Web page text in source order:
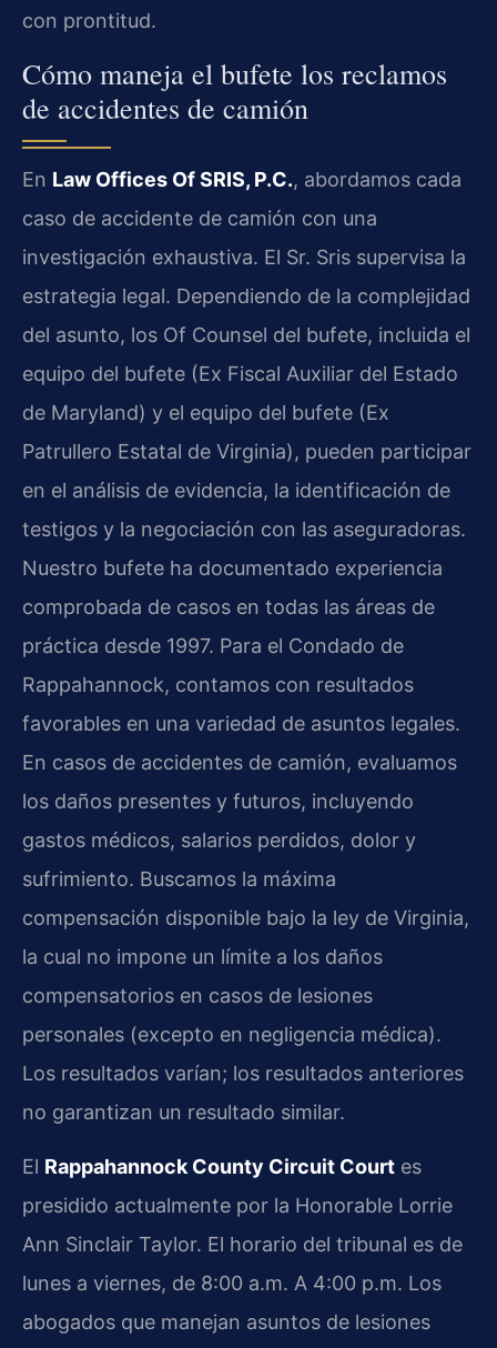
con prontitud.
Cómo maneja el bufete los reclamos
de accidentes de camión
En Law Offices Of SRIS, P.C., abordamos cada
caso de accidente de camión con una
investigación exhaustiva. El Sr. Sris supervisa la
estrategia legal. Dependiendo de la complejidad
del asunto, los Of Counsel del bufete, incluida el
equipo del bufete (Ex Fiscal Auxiliar del Estado
de Maryland) y el equipo del bufete (Ex
Patrullero Estatal de Virginia), pueden participar
en el análisis de evidencia, la identificación de
testigos y la negociación con las aseguradoras.
Nuestro bufete ha documentado experiencia
comprobada de casos en todas las áreas de
práctica desde 1997. Para el Condado de
Rappahannock, contamos con resultados
favorables en una variedad de asuntos legales.
En casos de accidentes de camión, evaluamos
los daños presentes y futuros, incluyendo
gastos médicos, salarios perdidos, dolor y
sufrimiento. Buscamos la máxima
compensación disponible bajo la ley de Virginia,
la cual no impone un límite a los daños
compensatorios en casos de lesiones
personales (excepto en negligencia médica).
Los resultados varían; los resultados anteriores
no garantizan un resultado similar.
El Rappahannock County Circuit Court es
presidido actualmente por la Honorable Lorrie
Ann Sinclair Taylor. El horario del tribunal es de
lunes a viernes, de 8:00 a.m. A 4:00 p.m. Los
abogados que manejan asuntos de lesiones